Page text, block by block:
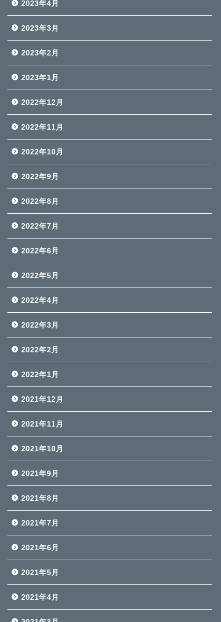
2023年4月
2023年3月
2023年2月
2023年1月
2022年12月
2022年11月
2022年10月
2022年9月
2022年8月
2022年7月
2022年6月
2022年5月
2022年4月
2022年3月
2022年2月
2022年1月
2021年12月
2021年11月
2021年10月
2021年9月
2021年8月
2021年7月
2021年6月
2021年5月
2021年4月